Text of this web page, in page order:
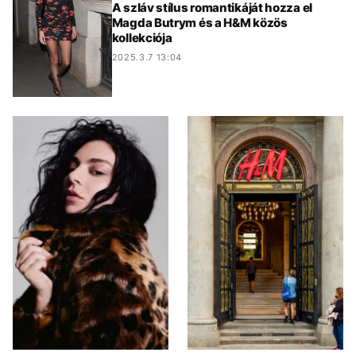
A szláv stílus romantikáját hozza el
Magda Butrym és a H&M közös
kollekciója
2025.3.7 13:04